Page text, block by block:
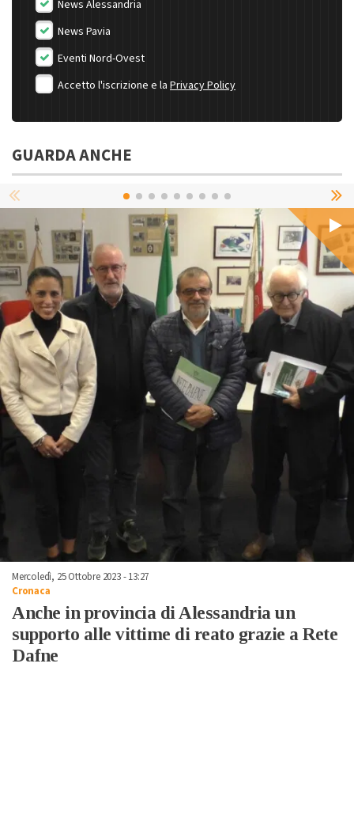
News Alessandria
News Pavia
Eventi Nord-Ovest
Accetto l'iscrizione e la Privacy Policy
GUARDA ANCHE
Mercoledì, 25 Ottobre 2023 - 13:27
Cronaca
Anche in provincia di Alessandria un
supporto alle vittime di reato grazie a Rete
Dafne